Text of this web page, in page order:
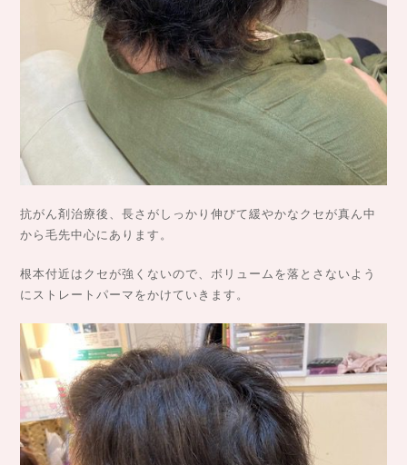
抗がん剤治療後、長さがしっかり伸びて緩やかなクセが真ん中
から毛先中心にあります。
根本付近はクセが強くないので、ボリュームを落とさないよう
にストレートパーマをかけていきます。